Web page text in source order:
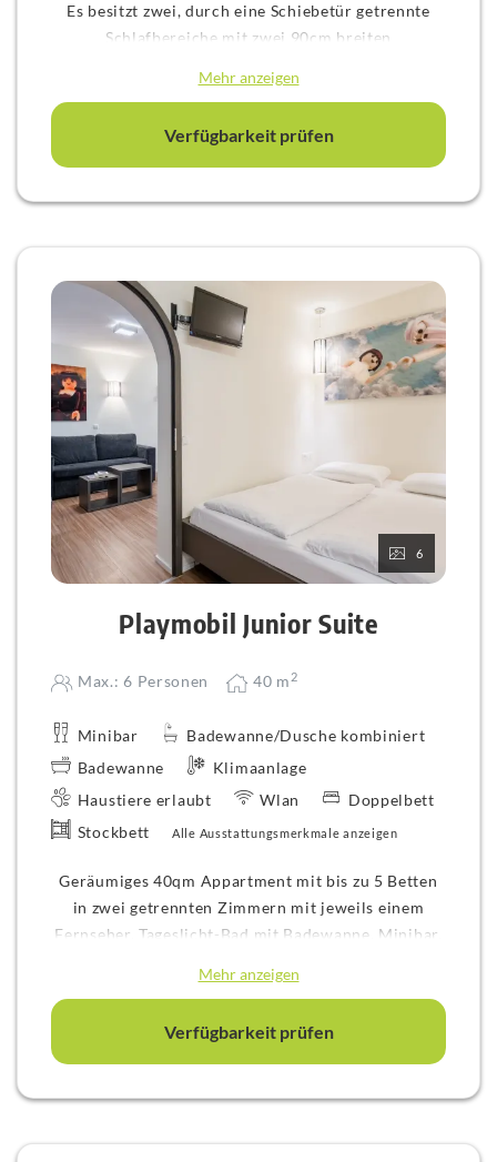
Es besitzt zwei, durch eine Schiebetür getrennte
Schlafbereiche mit zwei 90cm breiten
Stockbett, zwei 40 Zoll Fernseher, eine Küchenzeile,
Regendusche.
Mehr anzeigen
Verfügbarkeit prüfen
6
Playmobil Junior Suite
Max.: 6 Personen 40 m2
Minibar
Badewanne/Dusche kombiniert
Badewanne
Klimaanlage
Haustiere erlaubt
Wlan
Doppelbett
Stockbett
Alle Ausstattungsmerkmale anzeigen
Geräumiges 40qm Appartment mit bis zu 5 Betten
in zwei getrennten Zimmern mit jeweils einem
Fernseher, Tageslicht-Bad mit Badewanne, Minibar,
Mehr anzeigen
Verfügbarkeit prüfen